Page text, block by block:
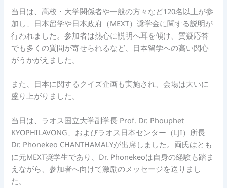
当日は、高校・大学関係者や一般の方々など120名以上が参
加し、日本留学や日本政府（MEXT）奨学金に関する説明が
行われました。参加者は熱心に説明へ耳を傾け、質疑応答
でも多くの質問が寄せられるなど、日本留学への高い関心
がうかがえました。
また、日本に関するクイズ企画も実施され、会場は大いに
盛り上がりました。
当日は、ラオス国立大学副学長 Prof. Dr. Phouphet
KYOPHILAVONG、およびラオス日本センター（LJI）所長
Dr. Phonekeo CHANTHAMALYが出席しました。両氏はとも
に元MEXT奨学生であり、Dr. Phonekeoは自身の経験も踏ま
えながら、参加者へ向けて激励のメッセージを送りまし
た。